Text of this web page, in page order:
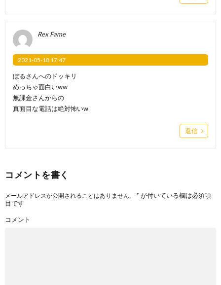
Rex Fame
2021-05-18 17:47
ぼるさんへのドッキリ
めっちゃ面白いww
無課金さんからの
真面目な電話は絶対怖いw
返信
コメントを書く
メールアドレスが公開されることはありません。 *が付いている欄は必須項
目です
コメント